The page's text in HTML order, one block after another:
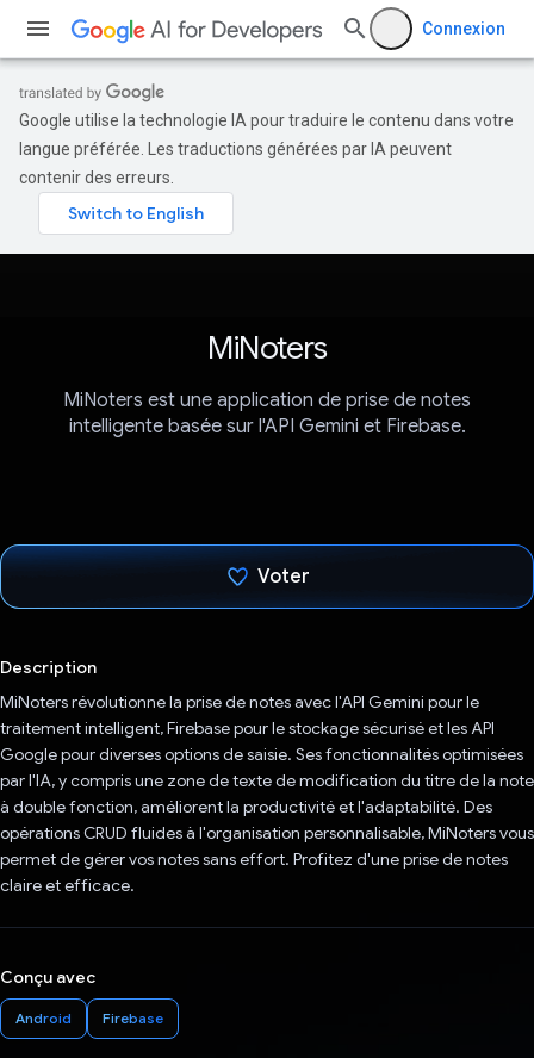
Connexion
Google utilise la technologie IA pour traduire le contenu dans votre
langue préférée. Les traductions générées par IA peuvent
contenir des erreurs.
MiNoters
MiNoters est une application de prise de notes
intelligente basée sur l'API Gemini et Firebase.
Voter
Description
MiNoters révolutionne la prise de notes avec l'API Gemini pour le
traitement intelligent, Firebase pour le stockage sécurisé et les API
Google pour diverses options de saisie. Ses fonctionnalités optimisées
par l'IA, y compris une zone de texte de modification du titre de la note
à double fonction, améliorent la productivité et l'adaptabilité. Des
opérations CRUD fluides à l'organisation personnalisable, MiNoters vous
permet de gérer vos notes sans effort. Profitez d'une prise de notes
claire et efficace.
Conçu avec
Android Firebase